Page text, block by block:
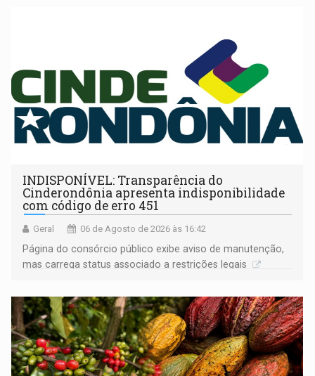
INDISPONÍVEL: Transparência do
Cinderondônia apresenta indisponibilidade
com código de erro 451
Geral 06 de Agosto de 2026 às 16:42
Página do consórcio público exibe aviso de manutenção,
mas carrega status associado a restrições legais